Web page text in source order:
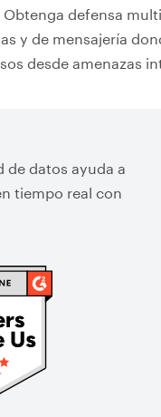
defensa
y de mensajería
desde amenazas
de datos ayuda a
tiempo real con